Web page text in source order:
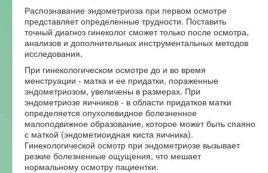
Распознавание эндометриоза при первом осмотре
представляет определенные трудности. Поставить
точный диагноз гинеколог сможет только после осмотра,
анализов и дополнительных инструментальных методов
исследования.
При гинекологическом осмотре до и во время
менструации - матка и ее придатки, пораженные
эндометриозом, увеличены в размерах. При
эндометриозе яичников - в области придатков матки
определяется опухолевидное болезненное
малоподвижное образование, которое может быть спаяно
с маткой (эндометиоидная киста яичника).
Гинекологической осмотр при эндометриозе вызывает
резкие болезненные ощущения, что мешает
нормальному осмотру пациентки.